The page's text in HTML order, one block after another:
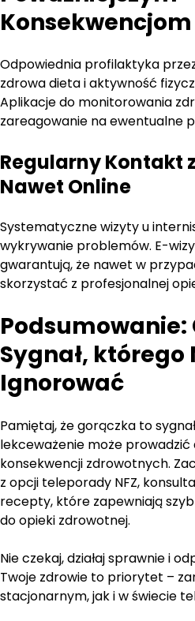
Konsekwencjom
Odpowiednia profilaktyka
zdrowa dieta i aktywność
Aplikacje do monitorowania
zareagowanie na ewentualne
Regularny Kontakt
Nawet Online
Systematyczne wizyty u
wykrywanie problemów. E-
gwarantują, że nawet w
skorzystać z profesjonalnej
Podsumowanie:
Sygnał, którego
Ignorować
Pamiętaj, że gorączka to
lekceważenie może
konsekwencji zdrowotnych.
z opcji teleporady NFZ,
recepty, które zapewniają
do opieki zdrowotnej.
Nie czekaj, działaj sprawnie i
Twoje zdrowie to priorytet –
stacjonarnym, jak i w świecie